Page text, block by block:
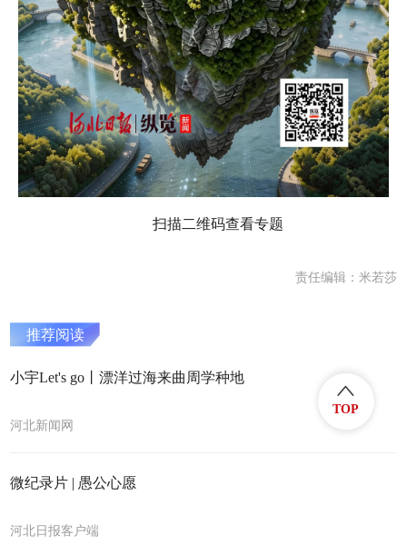
扫描二维码查看专题
责任编辑：米若莎
推荐阅读
小宇Let's go丨漂洋过海来曲周学种地
河北新闻网
微纪录片 | 愚公心愿
河北日报客户端
TOP